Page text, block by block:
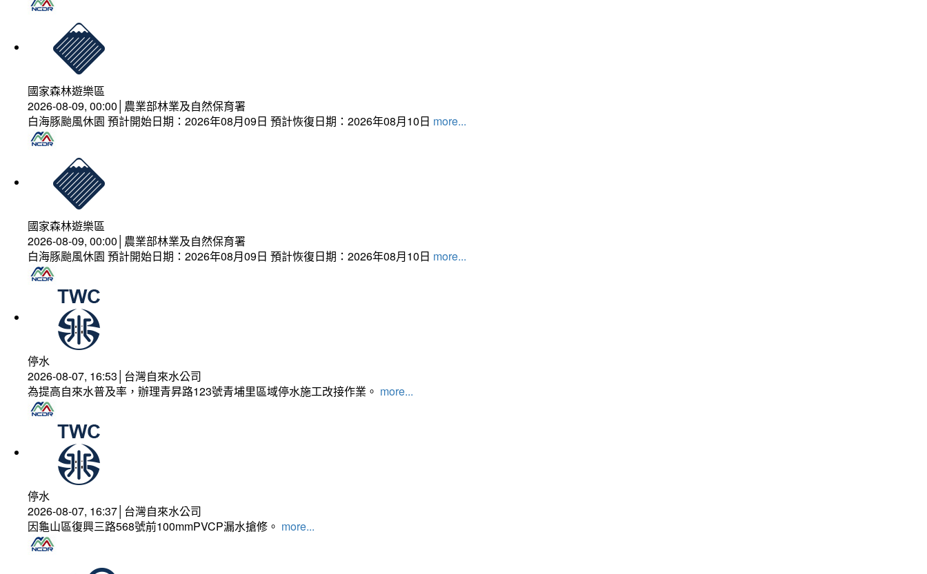
國家森林遊樂區
2026-08-09, 00:00│農業部林業及自然保育署
白海豚颱風休園 預計開始日期：2026年08月09日 預計恢復日期：2026年08月10日 more...
國家森林遊樂區
2026-08-09, 00:00│農業部林業及自然保育署
白海豚颱風休園 預計開始日期：2026年08月09日 預計恢復日期：2026年08月10日 more...
停水
2026-08-07, 16:53│台灣自來水公司
為提高自來水普及率，辦理青昇路123號青埔里區域停水施工改接作業。 more...
停水
2026-08-07, 16:37│台灣自來水公司
因龜山區復興三路568號前100mmPVCP漏水搶修。 more...